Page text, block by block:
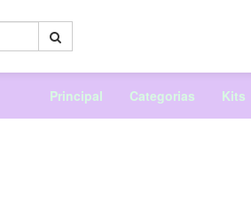
Principal Categorias Kits